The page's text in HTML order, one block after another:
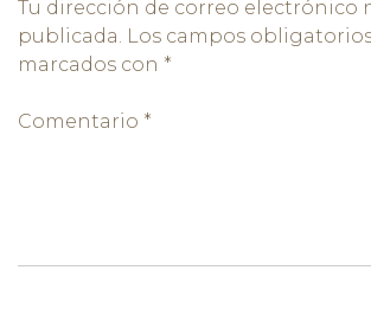
Tu dirección de correo electrónico
publicada. Los campos
marcados con *
Comentario *